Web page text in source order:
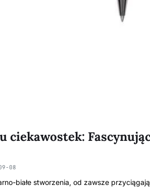
ciekawostek:
08
białe stworzenia, od zawsze